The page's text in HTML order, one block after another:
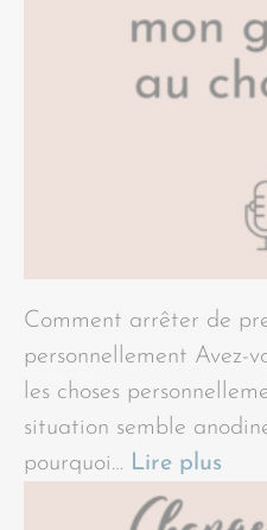
Comment arrêter de
personnellement Avez-
les choses
situation semble
pourquoi… Lire plus